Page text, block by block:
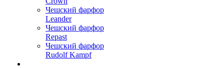
Чешский фарфор
Leander
Чешский фарфор
Repast
Чешский фарфор
Rudolf Kampf